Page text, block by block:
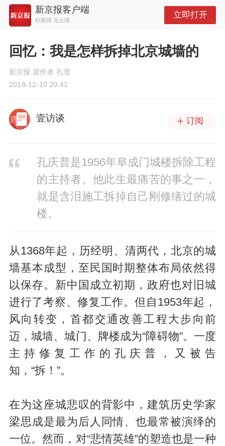
新京报客户端
好新闻 无止境
立即打开
回忆：我是怎样拆掉北京城墙的
新京报 原作者 孔雪
2018-12-10 20:41
壹访谈 订阅
孔庆普是1956年阜成门城楼拆除工程
的主持者。他此生最痛苦的事之一，
就是含泪施工拆掉自己刚修缮过的城
楼。
从1368年起，历经明、清两代，北京的城
墙基本成型，至民国时期整体布局依然得
以保存。新中国成立初期，政府也对旧城
进行了考察、修复工作。但自1953年起，
风向转变，首都交通改善工程大步向前
迈，城墙、城门、牌楼成为“障碍物”。一度
主持修复工作的孔庆普，又被告
知，“拆！”。
在为这座城悲叹的背影中，建筑历史学家
梁思成是最为后人同情、也最常被演绎的
一位。然而，对“悲情英雄”的塑造也是一种